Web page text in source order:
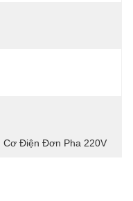
Cơ Điện Đơn Pha 220V